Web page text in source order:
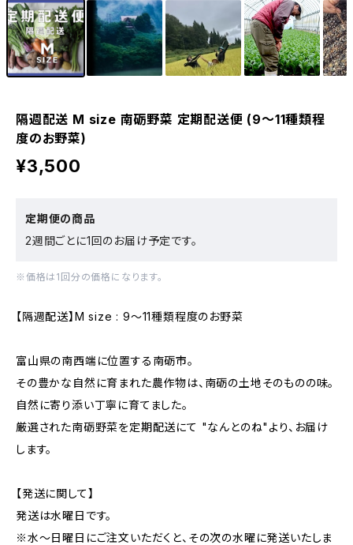
隔週配送 M size 南砺野菜 定期配送便 (9〜11種類程
度のお野菜)
¥3,500
定期便の商品
2週間ごとに1回のお届け予定です。
※価格は1回分の価格になります。
【隔週配送】M size : 9〜11種類程度のお野菜
富山県の南西端に位置する南砺市。
その豊かな自然に育まれた農作物は、南砺の土地そのものの味。
自然に寄り添い丁寧に育てました。
厳選された南砺野菜を定期配送にて "なんとのね"より、お届け
します。
【発送に関して】
発送は水曜日です。
※水～日曜日にご注文いただくと、その次の水曜に発送いたしま